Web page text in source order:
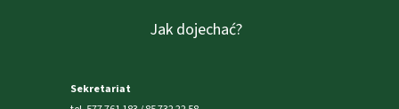
Jak dojechać?
Sekretariat